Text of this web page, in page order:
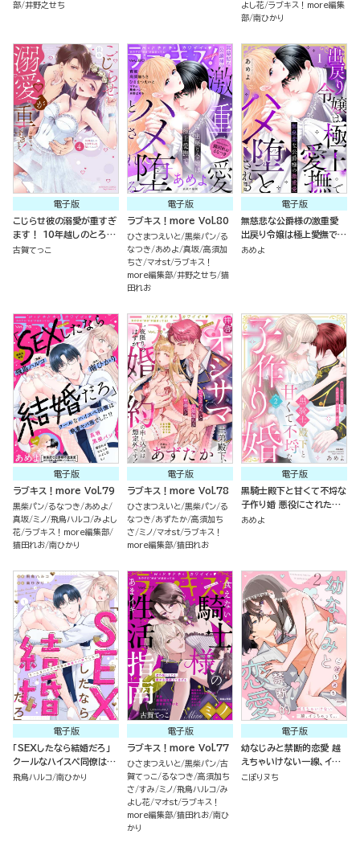
部 井野之せち
よし花 ラブキス！more編集
部 南ひかり
電子版
こじらせ彼の溺愛が重すぎ
ます！ 10年越しのとろ甘
えっち試してみる？ （4）
古賀てっこ
電子版
ラブキス！more Vol.80
ひさまつえいと 黒柴パン る
なつき
あめよ 真坂 高須加
ちさ マオst ラブキス！
more編集部 井野之せち 猫
田れお
電子版
無慈悲な公爵様の激重愛
出戻り令嬢は極上愛撫でハ
メ堕とされる（分冊版）
あめよ
電子版
ラブキス！more Vol.79
黒柴パン るなつき
あめよ
真坂 ミノ 飛鳥ハルコ みよし
花 ラブキス！more編集部
猫田れお 南ひかり
電子版
ラブキス！more Vol.78
ひさまつえいと 黒柴パン る
なつき
あずたか 高須加ち
さ ミノ マオst ラブキス！
more編集部 猫田れお
電子版
黒騎士殿下と甘くて不埒な
子作り婚 悪役にされた令
嬢はイかされ啼かされ暴か
あめよ
電子版
「SEXしたなら結婚だろ」
クールなハイスペ同僚は執
着ヤバ男でした!?（分冊
飛鳥ハルコ 南ひかり
電子版
ラブキス！more Vol.77
ひさまつえいと 黒柴パン 古
賀てっこ
るなつき 高須加ち
さ すみ ミノ 飛鳥ハルコ み
よし花 マオst ラブキス！
more編集部 猫田れお 南ひ
かり
電子版
幼なじみと禁断的恋愛 越
えちゃいけない一線、イっ
ちゃって… （2）
こぽりヌち